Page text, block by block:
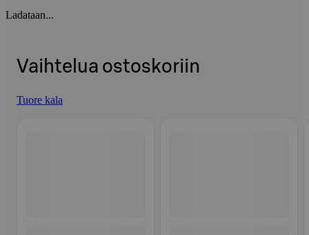
Ladataan...
Vaihtelua ostoskoriin
Tuore kala